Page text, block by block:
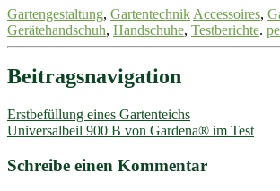
Gartengestaltung, Gartentechnik Accessoires,
Gerätehandschuh, Handschuhe, Testberichte.
Beitragsnavigation
Erstbefüllung eines Gartenteichs
Universalbeil 900 B von Gardena® im Test
Schreibe einen Kommentar